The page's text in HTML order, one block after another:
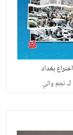
اختراع بغداد
لـ نجم والي